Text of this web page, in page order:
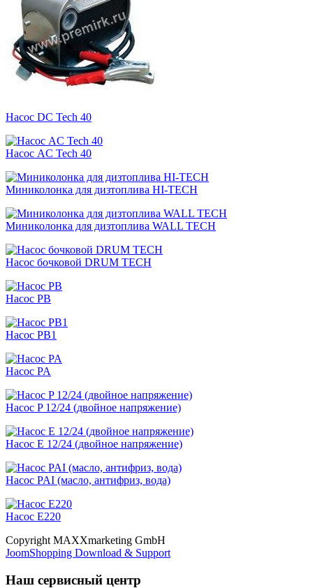
Насос DC Tech 40
Насос AC Tech 40
Миниколонка для дизтоплива HI-TECH
Миниколонка для дизтоплива WALL TECH
Насос бочковой DRUM TECH
Насос PB
Насос PB1
Насос PA
Насос P 12/24 (двойное напряжение)
Насос Е 12/24 (двойное напряжение)
Насос PAI (масло, антифриз, вода)
Насос Е220
Copyright MAXXmarketing GmbH
JoomShopping Download & Support
Наш сервисный центр